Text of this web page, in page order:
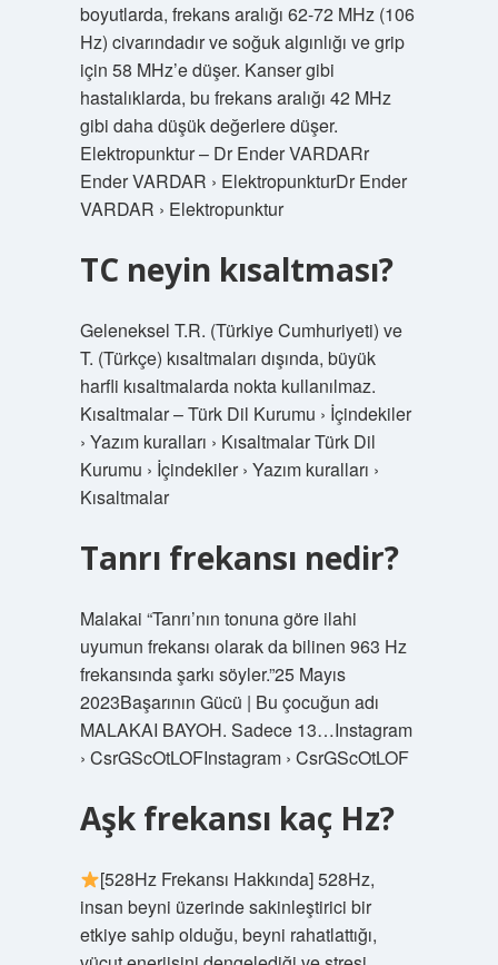
boyutlarda, frekans aralığı 62-72 MHz (106
Hz) civarındadır ve soğuk algınlığı ve grip
için 58 MHz’e düşer. Kanser gibi
hastalıklarda, bu frekans aralığı 42 MHz
gibi daha düşük değerlere düşer.
Elektropunktur – Dr Ender VARDARr
Ender VARDAR › ElektropunkturDr Ender
VARDAR › Elektropunktur
TC neyin kısaltması?
Geleneksel T.R. (Türkiye Cumhuriyeti) ve
T. (Türkçe) kısaltmaları dışında, büyük
harfli kısaltmalarda nokta kullanılmaz.
Kısaltmalar – Türk Dil Kurumu › İçindekiler
› Yazım kuralları › Kısaltmalar Türk Dil
Kurumu › İçindekiler › Yazım kuralları ›
Kısaltmalar
Tanrı frekansı nedir?
Malakai “Tanrı’nın tonuna göre ilahi
uyumun frekansı olarak da bilinen 963 Hz
frekansında şarkı söyler.”25 Mayıs
2023Başarının Gücü | Bu çocuğun adı
MALAKAI BAYOH. Sadece 13…Instagram
› CsrGScOtLOFInstagram › CsrGScOtLOF
Aşk frekansı kaç Hz?
[528Hz Frekansı Hakkında] 528Hz,
insan beyni üzerinde sakinleştirici bir
etkiye sahip olduğu, beyni rahatlattığı,